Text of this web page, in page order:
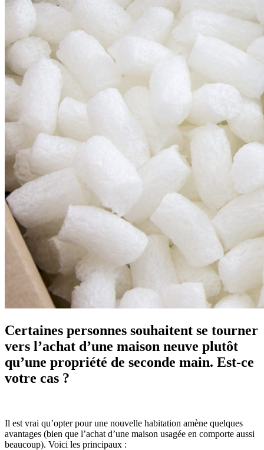
Certaines personnes souhaitent se tourner
vers l’achat d’une maison neuve plutôt
qu’une propriété de seconde main. Est-ce
votre cas ?
Il est vrai qu’opter pour une nouvelle habitation amène quelques
avantages (bien que l’achat d’une maison usagée en comporte aussi
beaucoup). Voici les principaux :